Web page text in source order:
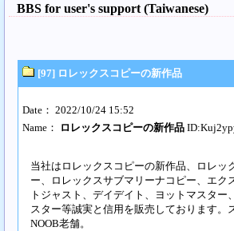
BBS for user's support (Taiwanese)
[97] ロレックスコピーの新作品
Date： 2022/10/24 15:52
Name：
ロレックスコピーの新作品
当社はロレックスコピーの新作品、ロレッ
ー、ロレックスサブマリーナコピー、エク
トジャスト、デイデイト、ヨットマスター
スター等誠実と信用を販売しております。
NOOB老舗。